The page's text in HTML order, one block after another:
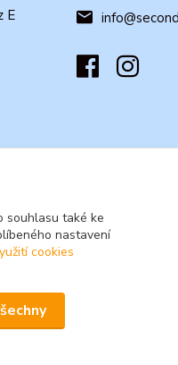
E
souhlasu také ke
nastavení
cookies